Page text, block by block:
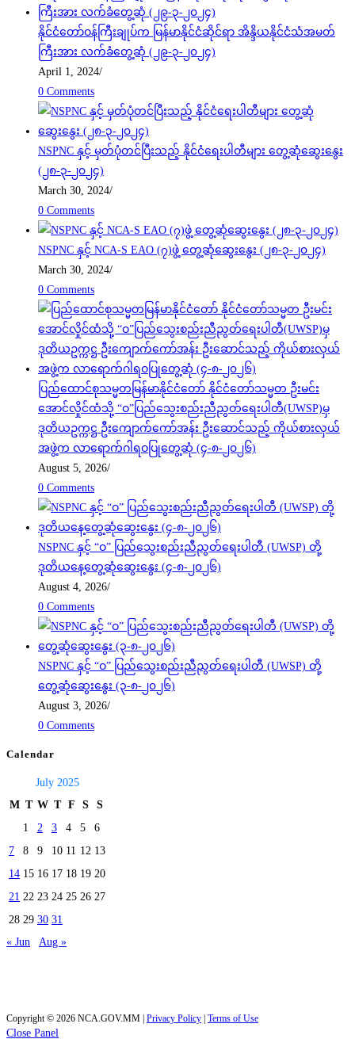
နိုင်ငံတော်ဝန်ကြီးချုပ်က မြန်မာနိုင်ငံဆိုင်ရာ အိန္ဒိယနိုင်ငံသံအမတ်
ကြီးအား လက်ခံတွေ့ဆုံ (၂၉-၃-၂၀၂၄)
April 1, 2024/
0 Comments
NSPNC နှင့် မှတ်ပုံတင်ပြီးသည့် နိုင်ငံရေးပါတီများ တွေ့ဆုံဆွေးနွေး
(၂၈-၃-၂၀၂၄)
March 30, 2024/
0 Comments
NSPNC နှင့် NCA-S EAO (၇)ဖွဲ့ တွေ့ဆုံဆွေးနွေး (၂၈-၃-၂၀၂၄)
March 30, 2024/
0 Comments
ပြည်ထောင်စုသမ္မတမြန်မာနိုင်ငံတော် နိုင်ငံတော်သမ္မတ ဦးမင်း
အောင်လှိုင်ထံသို့ “ဝ”ပြည်သွေးစည်းညီညွတ်ရေးပါတီ(UWSP)မှ
ဒုတိယဥက္ကဋ္ဌ ဦးကျောက်ကော်အန်း ဦးဆောင်သည့် ကိုယ်စားလှယ်
အဖွဲ့က လာရောက်ဂါရဝပြုတွေ့ဆုံ (၄-၈-၂၀၂၆)
August 5, 2026/
0 Comments
NSPNC နှင့် “ဝ” ပြည်သွေးစည်းညီညွတ်ရေးပါတီ (UWSP) တို့
ဒုတိယနေ့တွေ့ဆုံဆွေးနွေး (၄-၈-၂၀၂၆)
August 4, 2026/
0 Comments
NSPNC နှင့် “ဝ” ပြည်သွေးစည်းညီညွတ်ရေးပါတီ (UWSP) တို့
တွေ့ဆုံဆွေးနွေး (၃-၈-၂၀၂၆)
August 3, 2026/
0 Comments
Calendar
July 2025
M T W T F S
S
1
2 3 4 5
6
7
8 9 10 11 12 13
14 15 16 17 18 19 20
21 22 23 24 25 26 27
28 29 30 31
« Jun
Aug »
Copyright © 2026 NCA.GOV.MM | Privacy Policy Terms of Use
Close Panel